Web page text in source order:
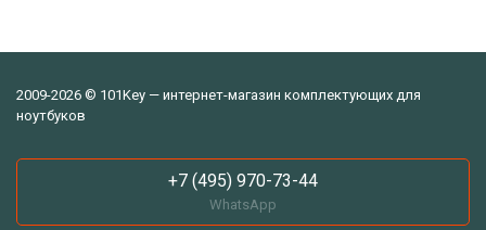
2009-2026 © 101Key — интернет-магазин комплектующих для
ноутбуков
+7 (495) 970-73-44
WhatsApp